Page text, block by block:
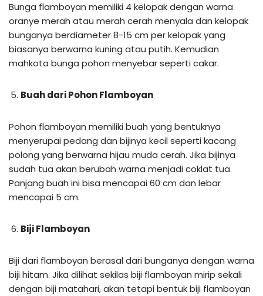
Bunga flamboyan memiliki 4 kelopak dengan warna
oranye merah atau merah cerah menyala dan kelopak
bunganya berdiameter 8-15 cm per kelopak yang
biasanya berwarna kuning atau putih. Kemudian
mahkota bunga pohon menyebar seperti cakar.
Buah dari Pohon Flamboyan
Pohon flamboyan memiliki buah yang bentuknya
menyerupai pedang dan bijinya kecil seperti kacang
polong yang berwarna hijau muda cerah. Jika bijinya
sudah tua akan berubah warna menjadi coklat tua.
Panjang buah ini bisa mencapai 60 cm dan lebar
mencapai 5 cm.
Biji Flamboyan
Biji dari flamboyan berasal dari bunganya dengan warna
biji hitam. Jika dilihat sekilas biji flamboyan mirip sekali
dengan biji matahari, akan tetapi bentuk biji flamboyan